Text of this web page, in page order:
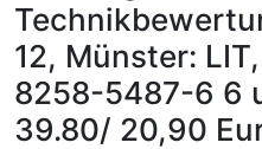
12, Münster:
8258-5487-6 6
39.80/ 20,90